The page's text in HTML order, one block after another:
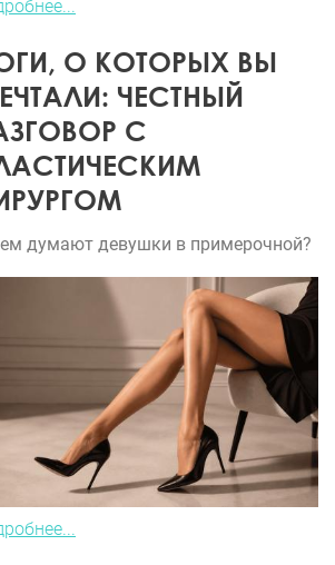
О КОТОРЫХ ВЫ
ЧЕСТНЫЙ
С
думают девушки в примерочной?